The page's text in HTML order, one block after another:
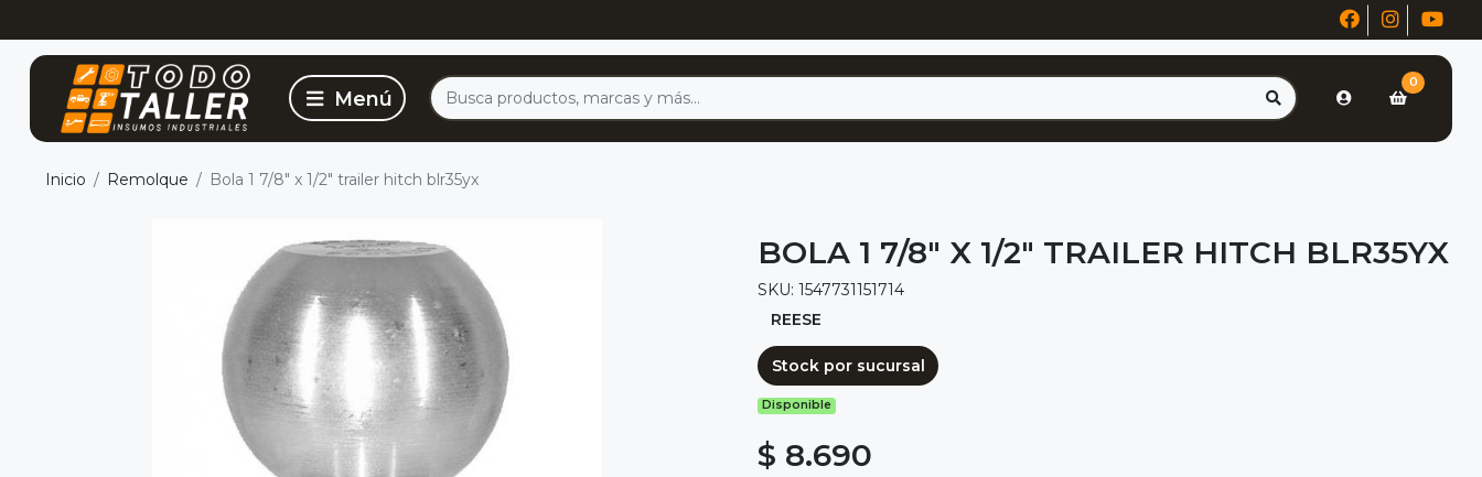
0
Inicio Remolque Bola 1 7/8" x 1/2" trailer hitch blr35yx
BOLA 1 7/8" X 1/2" TRAILER HITCH BLR35YX
SKU: 1547731151714
REESE
Stock por sucursal
Disponible
$ 8.690